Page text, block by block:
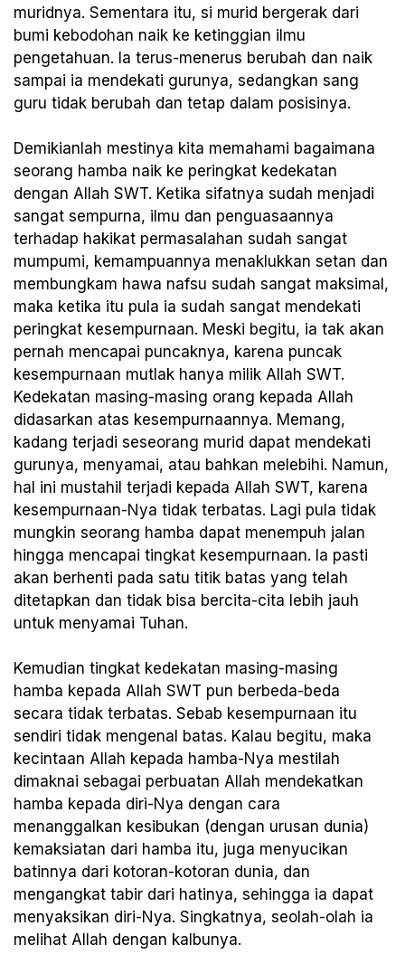
muridnya. Sementara itu, si murid bergerak dari
bumi kebodohan naik ke ketinggian ilmu
pengetahuan. Ia terus-menerus berubah dan naik
sampai ia mendekati gurunya, sedangkan sang
guru tidak berubah dan tetap dalam posisinya.
Demikianlah mestinya kita memahami bagaimana
seorang hamba naik ke peringkat kedekatan
dengan Allah SWT. Ketika sifatnya sudah menjadi
sangat sempurna, ilmu dan penguasaannya
terhadap hakikat permasalahan sudah sangat
mumpumi, kemampuannya menaklukkan setan dan
membungkam hawa nafsu sudah sangat maksimal,
maka ketika itu pula ia sudah sangat mendekati
peringkat kesempurnaan. Meski begitu, ia tak akan
pernah mencapai puncaknya, karena puncak
kesempurnaan mutlak hanya milik Allah SWT.
Kedekatan masing-masing orang kepada Allah
didasarkan atas kesempurnaannya. Memang,
kadang terjadi seseorang murid dapat mendekati
gurunya, menyamai, atau bahkan melebihi. Namun,
hal ini mustahil terjadi kepada Allah SWT, karena
kesempurnaan-Nya tidak terbatas. Lagi pula tidak
mungkin seorang hamba dapat menempuh jalan
hingga mencapai tingkat kesempurnaan. Ia pasti
akan berhenti pada satu titik batas yang telah
ditetapkan dan tidak bisa bercita-cita lebih jauh
untuk menyamai Tuhan.
Kemudian tingkat kedekatan masing-masing
hamba kepada Allah SWT pun berbeda-beda
secara tidak terbatas. Sebab kesempurnaan itu
sendiri tidak mengenal batas. Kalau begitu, maka
kecintaan Allah kepada hamba-Nya mestilah
dimaknai sebagai perbuatan Allah mendekatkan
hamba kepada diri-Nya dengan cara
menanggalkan kesibukan (dengan urusan dunia)
kemaksiatan dari hamba itu, juga menyucikan
batinnya dari kotoran-kotoran dunia, dan
mengangkat tabir dari hatinya, sehingga ia dapat
menyaksikan diri-Nya. Singkatnya, seolah-olah ia
melihat Allah dengan kalbunya.